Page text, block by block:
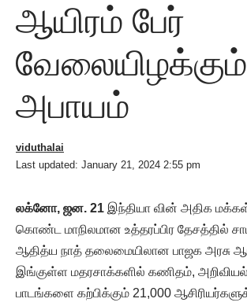
ஆயிரம் பேர்
வேலையிழக்கும்
அபாயம்
Last updated: January 21, 2024 2:55 pm
viduthalai
லக்னோ, ஜன. 21 இந்தியா வின் அதிக
கொண்ட மாநிலமான உத்தரப்பிர தேசத்தில்
ஆதித்ய நாத் தலைமையிலான பாஜக அரசு
இங்குள்ள மதரசாக்களில் கணிதம், அறிவியல்
பாடங்களை கற்பிக்கும் 21,000